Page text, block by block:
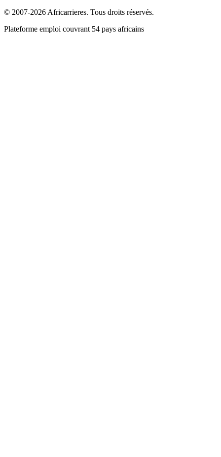
© 2007-2026 Africarrieres. Tous droits réservés.
Plateforme emploi couvrant 54 pays africains